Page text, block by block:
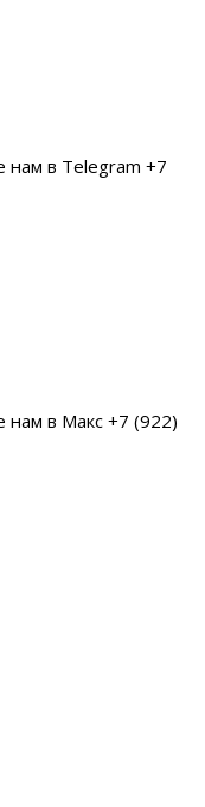
нам в Telegram +7
нам в Макс +7 (922)